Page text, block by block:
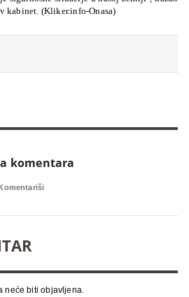
kabinet. (Kliker.info-Onasa)
komentara
Komentariši
neće biti objavljena.